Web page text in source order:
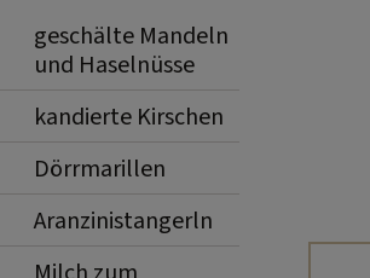
geschälte Mandeln
und Haselnüsse
kandierte Kirschen
Dörrmarillen
Aranzinistangerln